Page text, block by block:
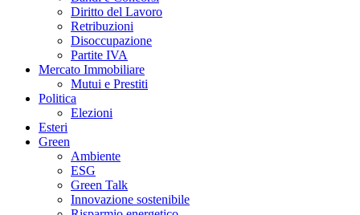
Diritto del Lavoro
Retribuzioni
Disoccupazione
Partite IVA
Mercato Immobiliare
Mutui e Prestiti
Politica
Elezioni
Esteri
Green
Ambiente
ESG
Green Talk
Innovazione sostenibile